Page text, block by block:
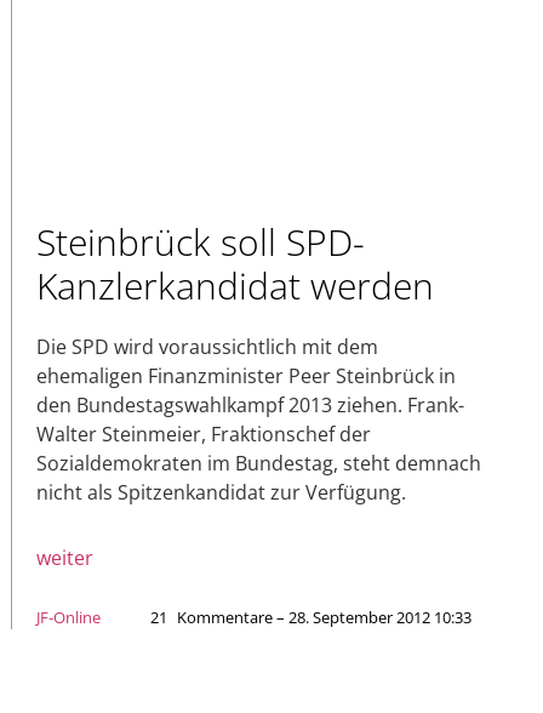
Steinbrück soll SPD-
Kanzlerkandidat werden
Die SPD wird voraussichtlich mit dem
ehemaligen Finanzminister Peer Steinbrück in
den Bundestagswahlkampf 2013 ziehen. Frank-
Walter Steinmeier, Fraktionschef der
Sozialdemokraten im Bundestag, steht demnach
nicht als Spitzenkandidat zur Verfügung.
weiter
JF-Online 21 Kommentare – 28. September 2012 10:33